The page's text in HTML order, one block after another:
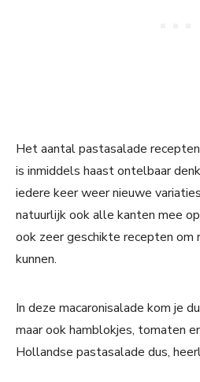
Het aantal pastasalade
is inmiddels haast ontelbaar
iedere keer weer nieuwe
natuurlijk ook alle kanten mee
ook zeer geschikte recepten
kunnen.
In deze macaronisalade kom je
maar ook hamblokjes, tomaten
Hollandse pastasalade dus,